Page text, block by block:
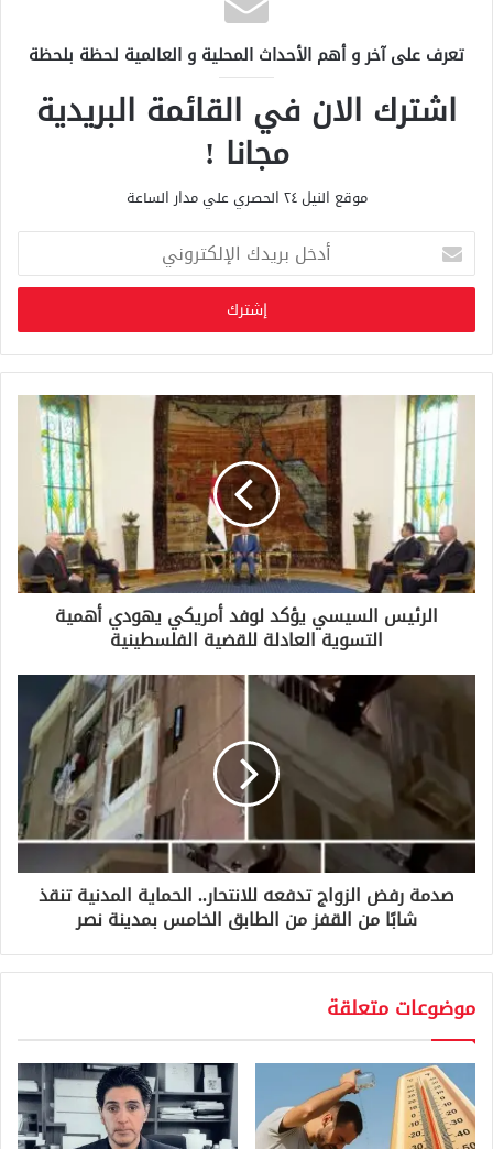
تعرف على آخر و أهم الأحداث المحلية و العالمية لحظة بلحظة
اشترك الان في القائمة البريدية
مجانا !
موقع النيل ٢٤ الحصري علي مدار الساعة
خ
ب
ر
ي
د
ك
ت
ر
الرئيس السيسي يؤكد لوفد أمريكي يهودي أهمية
التسوية العادلة للقضية الفلسطينية
صدمة رفض الزواج تدفعه للانتحار.. الحماية المدنية تنقذ
شابًا من القفز من الطابق الخامس بمدينة نصر
موضوعات متعلقة